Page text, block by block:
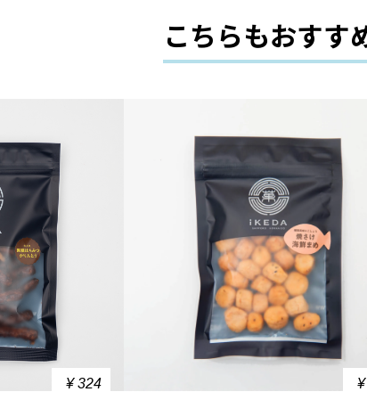
こちらもおすす
¥ 324